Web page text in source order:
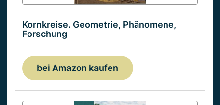
Kornkreise. Geometrie, Phänomene,
Forschung
bei Amazon kaufen